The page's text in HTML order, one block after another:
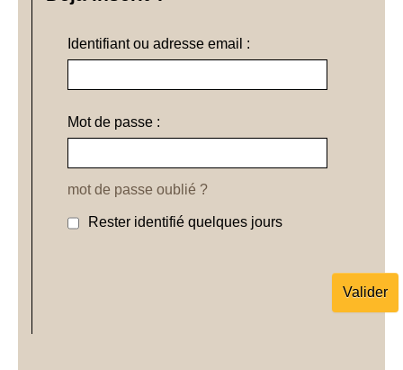
Identifiant ou adresse email :
Mot de passe :
mot de passe oublié ?
Rester identifié quelques jours